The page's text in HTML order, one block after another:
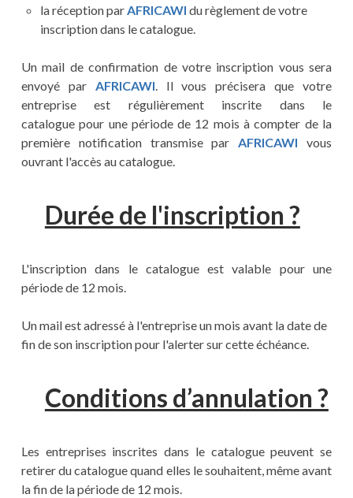
la réception parAFRICAWI du règlement de votre
inscription dans le catalogue.
Un mail de confirmation de votre inscription vous sera
envoyé par AFRICAWI. Il vous précisera que votre
entreprise est régulièrement inscrite dans le
catalogue pour une période de 12 mois à compter de la
première notification transmise parAFRICAWI vous
ouvrant l'accès au catalogue.
Durée de l'inscription ?
L'inscription dans le catalogue est valable pour une
période de 12 mois.
Un mail est adressé à l'entreprise un mois avant la date de
fin de son inscription pour l'alerter sur cette échéance.
Conditions d’annulation ?
Les entreprises inscrites dans le catalogue peuvent se
retirer du catalogue quand elles le souhaitent, même avant
la fin de la période de 12 mois.